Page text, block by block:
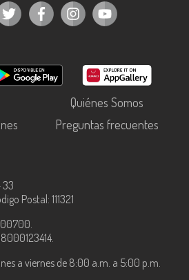
Quiénes Somos
Preguntas frecuentes
33
Postal: 111321
a viernes de 8:00 a.m. a 5:00 p.m.